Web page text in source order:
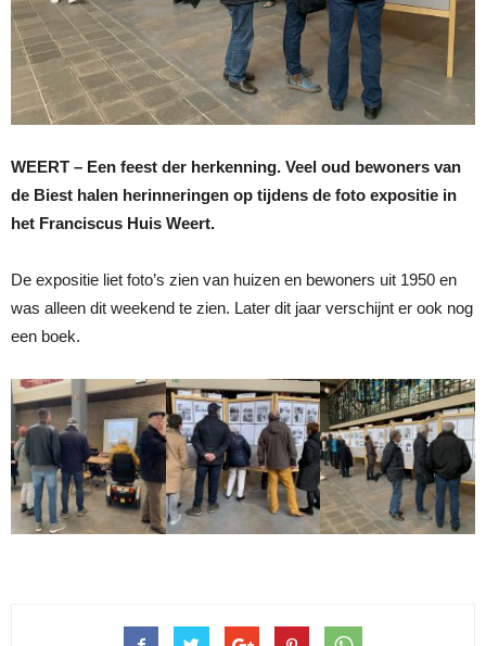
WEERT – Een feest der herkenning. Veel oud bewoners van
de Biest halen herinneringen op tijdens de foto expositie in
het Franciscus Huis Weert.
De expositie liet foto’s zien van huizen en bewoners uit 1950 en
was alleen dit weekend te zien. Later dit jaar verschijnt er ook nog
een boek.